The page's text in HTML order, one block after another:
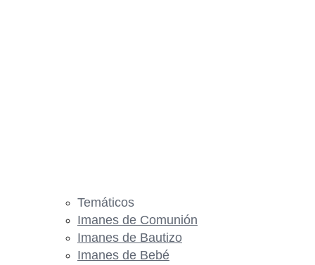
Temáticos
Imanes de Comunión
Imanes de Bautizo
Imanes de Bebé